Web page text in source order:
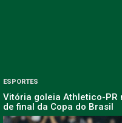
ESPORTES
Vitória goleia Athletico-PR
de final da Copa do Brasil